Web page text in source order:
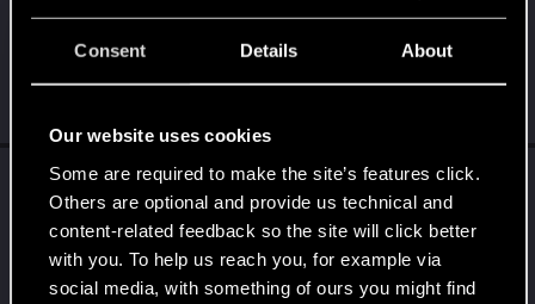
Consent Details About
Our website uses cookies
Some are required to make the site’s features click.
Others are optional and provide us technical and
content-related feedback so the site will click better
with you. To help us reach you, for example via
social media, with something of ours you might find
threadGod of Warwith RED Point.
Przyznam, że kompletnie nie byłem zainteresowany grą o Faye,
niej...
hertoresreacted toveryfishysushi's postin
the threadTapety z motywem z dodatku
Wiedźmin 3: Dziki Gon - Pieśni przeszłości
już dostępne!with RED Point.
Dodatek Wiedźmiń 3: Dziki Gon — Pieśni przeszłości ukaże się